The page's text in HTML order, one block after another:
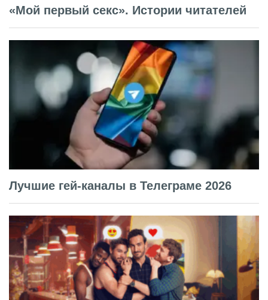
«Мой первый секс». Истории читателей
Лучшие гей-каналы в Телеграме 2026